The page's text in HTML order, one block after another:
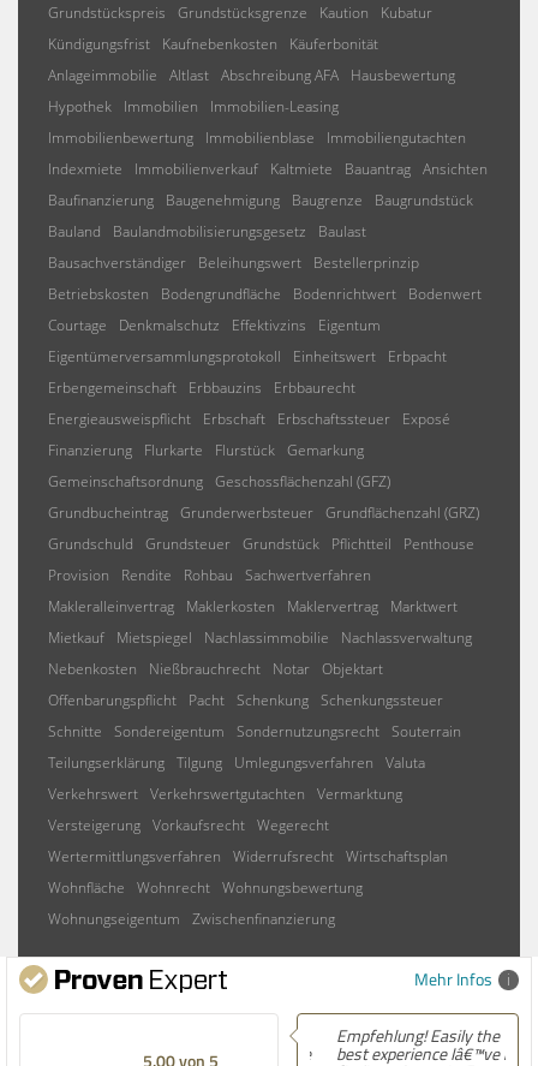
Grundstückspreis
Grundstücksgrenze Kaution
Kubatur
Kündigungsfrist
Kaufnebenkosten
Käuferbonität
Anlageimmobilie
Altlast Abschreibung AFA
Hausbewertung
Hypothek
Immobilien
Immobilien-Leasing
Immobilienbewertung
Immobilienblase
Immobiliengutachten
Indexmiete
Immobilienverkauf Kaltmiete Bauantrag Ansichten
Baufinanzierung
Baugenehmigung Baugrenze
Baugrundstück
Bauland
Baulandmobilisierungsgesetz
Baulast
Bausachverständiger
Beleihungswert
Bestellerprinzip
Betriebskosten
Bodengrundfläche Bodenrichtwert
Bodenwert
Courtage
Denkmalschutz Effektivzins
Eigentum
Eigentümerversammlungsprotokoll
Einheitswert
Erbpacht
Erbengemeinschaft
Erbbauzins
Erbbaurecht
Energieausweispflicht
Erbschaft Erbschaftssteuer
Exposé
Finanzierung
Flurkarte Flurstück Gemarkung
Gemeinschaftsordnung Geschossflächenzahl (GFZ)
Grundbucheintrag Grunderwerbsteuer Grundflächenzahl (GRZ)
Grundschuld
Grundsteuer Grundstück Pflichtteil
Penthouse
Provision
Rendite Rohbau
Sachwertverfahren
Makleralleinvertrag
Maklerkosten Maklervertrag
Marktwert
Mietkauf
Mietspiegel Nachlassimmobilie
Nachlassverwaltung
Nebenkosten
Nießbrauchrecht Notar Objektart
Offenbarungspflicht
Pacht Schenkung
Schenkungssteuer
Schnitte
Sondereigentum Sondernutzungsrecht
Souterrain
Teilungserklärung Tilgung Umlegungsverfahren
Valuta
Verkehrswert Verkehrswertgutachten
Vermarktung
Versteigerung Vorkaufsrecht Wegerecht
Wertermittlungsverfahren
Widerrufsrecht Wirtschaftsplan
Wohnfläche
Wohnrecht Wohnungsbewertung
Wohnungseigentum
Zwischenfinanzierung
Mehr Infos
5.00 von 5
Empfehlung! Easily the
best experience Iâ€™ve had